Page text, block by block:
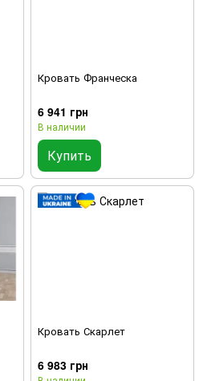
Кровать Франческа
6 941 грн
В наличии
Купить
Кровать Скарлет
6 983 грн